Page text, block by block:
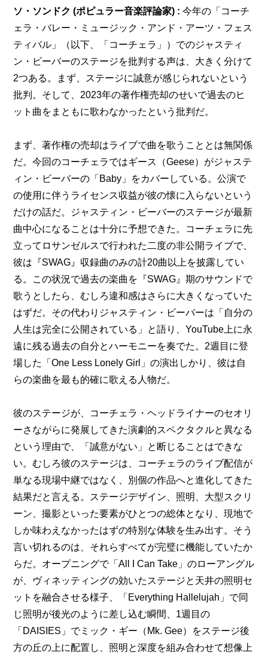
ソ・ソンドク (ポピュラー音楽評論家) : 今年の「コーチ
ェラ・バレー・ミュージック・アンド・アーツ・フェス
ティバル」（以下、「コーチェラ」）でのジャスティ
ン・ビーバーのステージを批判する声は、大きく分けて
2つある。まず、ステージに誠意が感じられないという
批判。そして、2023年の著作権売却のせいで過去のヒ
ット曲をまともに歌わなかったという批判だ。
まず、著作権の売却はライブで曲を歌うこととは無関係
だ。今回のコーチェラではギース（Geese）がジャステ
ィン・ビーバーの「Baby」をカバーしている。公演で
の使用に伴うライセンス収益が彼の懐に入らないという
だけの話だ。ジャスティン・ビーバーのステージが最新
曲中心になることは十分に予想できた。コーチェラに先
立ってロサンゼルスで行われた二度の非公開ライブで、
彼は『SWAG』収録曲のみの計20曲以上を披露してい
る。この状況で過去の楽曲を『SWAG』期のサウンドで
歌うとしたら、むしろ違和感はさらに大きくなっていた
はずだ。その代わりジャスティン・ビーバーは「自分の
人生は完全に公開されている」と語り、YouTube上に永
遠に残る過去の自分とハーモニーを奏でた。2週目に登
場した「One Less Lonely Girl」の演出しかり、彼は自
らの楽曲を最も的確に歌える人物だ。
彼のステージが、コーチェラ・ヘッドライナーのセオリ
ーさながらに発展してきた演劇的スペクタクルと異なる
という理由で、「誠意がない」と断じることはできな
い。むしろ彼のステージは、コーチェラのライブ配信が
単なる現場中継ではなく、別個の作品へと進化してきた
結果だと言える。ステージデザイン、照明、大型スクリ
ーン、撮影といった要素がひとつの総体となり、現地で
しか味わえなかったはずの特別な体験を生み出す。そう
言い切れるのは、それらすべてが完璧に機能していたか
らだ。オープニングで「All I Can Take」のローアングル
が、ヴィネッティングの効いたステージと天井の照明セ
ットを融合させる様子、「 Everything Hallelujah 」で同
じ照明が後光のように差し込む瞬間、1週目の
「DAISIES」でミック・ギー（Mk. Gee）をステージ後
方の丘の上に配置し、照明と深度を組み合わせて想像上